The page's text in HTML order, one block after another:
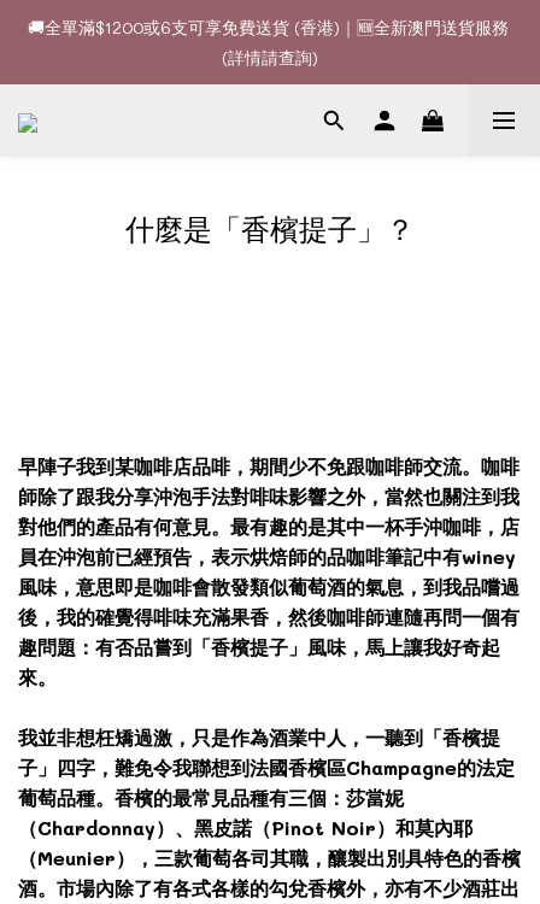
🚚全單滿$1200或6支可享免費送貨 (香港)｜🆕全新澳門送貨服務
(詳情請查詢)
🚚全單滿$1200或6支可享免費送貨 (香港)｜🆕全新澳門送貨服務
(詳情請查詢)
🍷酒款、優惠經常更新，請時刻追蹤我地😊｜🤵👰Wine Couple
(詳情請查詢)
什麼是「香檳提子」？
早陣子我到某咖啡店品啡，期間少不免跟咖啡師交流。咖啡
師除了跟我分享沖泡手法對啡味影響之外，當然也關注到我
對他們的產品有何意見。最有趣的是其中一杯手沖咖啡，店
員在沖泡前已經預告，表示烘焙師的品咖啡筆記中有winey
風味，意思即是咖啡會散發類似葡萄酒的氣息，到我品嚐過
後，我的確覺得啡味充滿果香，然後咖啡師連隨再問一個有
趣問題：有否品嘗到「香檳提子」風味，馬上讓我好奇起
來。
我並非想枉矯過激，只是作為酒業中人，一聽到「香檳提
子」四字，難免令我聯想到法國香檳區Champagne的法定
葡萄品種。香檳的最常見品種有三個：莎當妮
（Chardonnay）、黑皮諾（Pinot Noir）和莫內耶
（Meunier），三款葡萄各司其職，釀製出別具特色的香檳
酒。市場內除了有各式各樣的勾兌香檳外，亦有不少酒莊出